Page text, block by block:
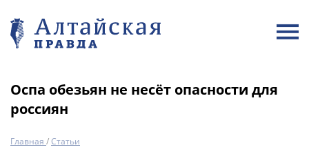
Оспа обезьян не несёт опасности для
россиян
Главная /Статьи